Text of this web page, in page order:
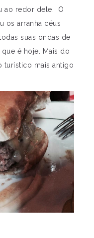
ao redor dele. O
os arranha céus
suas ondas de
é hoje. Mais do
turístico mais antigo